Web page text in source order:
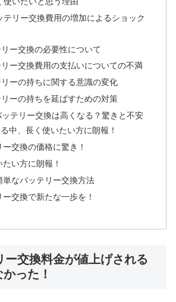
テリー交換費用の増加によるショック
ー交換の必要性について
ー交換費用の支払いについての不満
ーの持ちに関する意識の変化
ーの持ちを延ばすための対策
テリー交換は高くなる？驚きと不安
中、長く使いたい方に朗報！
交換の価格に驚き！
い方に朗報！
単なバッテリー交換方法
交換で新たな一歩を！
ー交換料金が値上げされる
った！